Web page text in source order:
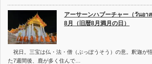
アーサーンハブーチャー（วันอา
8月（旧暦8月満月の日）
祝日。三宝は仏・法・僧（ぶっぽうそう）の意。釈迦が
た7週間後、鹿が多く住んで…